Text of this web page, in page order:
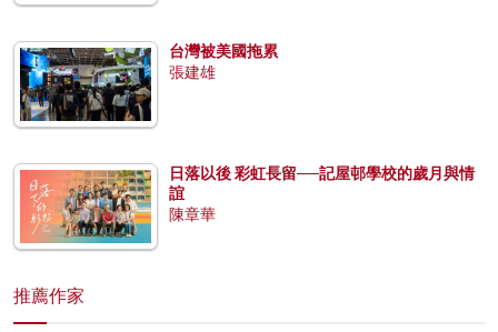
台灣被美國拖累
張建雄
日落以後 彩虹長留──記屋邨學校的歲月與情
誼
陳章華
推薦作家